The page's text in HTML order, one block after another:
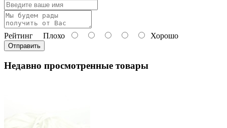
Рейтинг Плохо Хорошо
Отправить
Недавно просмотренные товары